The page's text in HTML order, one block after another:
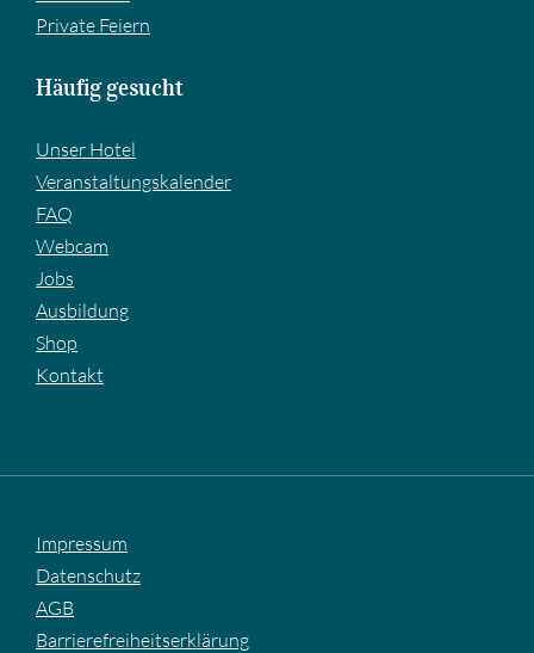
Private Feiern
Häufig gesucht
Unser Hotel
Veranstaltungskalender
FAQ
Webcam
Jobs
Ausbildung
Shop
Kontakt
Impressum
Datenschutz
AGB
Barrierefreiheitserklärung